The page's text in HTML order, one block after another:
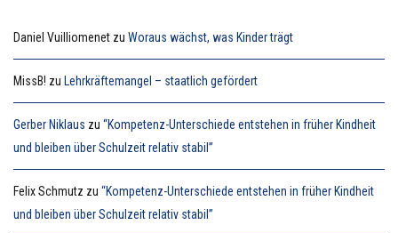
Daniel Vuilliomenet zu Woraus wächst, was Kinder trägt
MissB! zu Lehrkräftemangel – staatlich gefördert
Gerber Niklaus zu “Kompetenz-Unterschiede entstehen in früher Kindheit
und bleiben über Schulzeit relativ stabil”
Felix Schmutz zu “Kompetenz-Unterschiede entstehen in früher Kindheit
und bleiben über Schulzeit relativ stabil”